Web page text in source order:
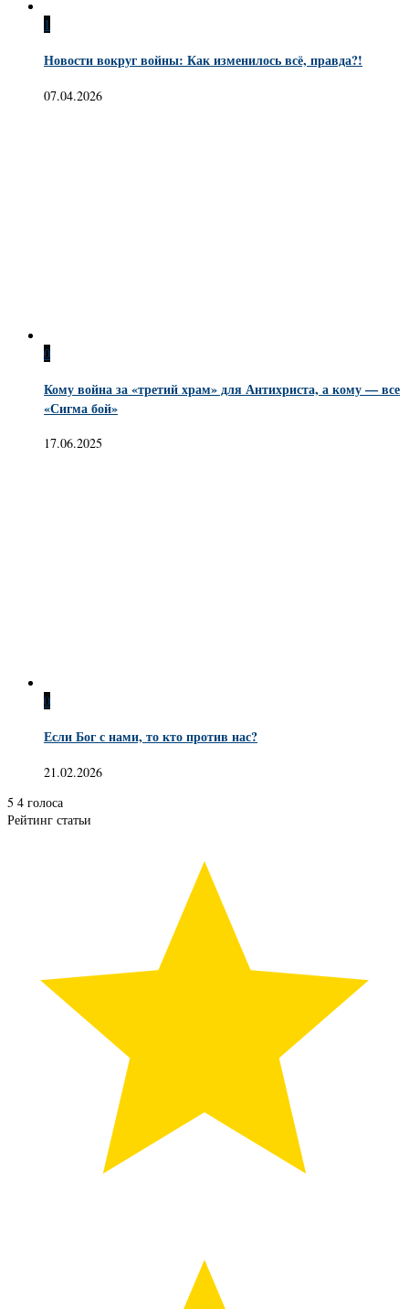
1
Новости вокруг войны: Как изменилось всё, правда?!
07.04.2026
0
Кому война за «третий храм» для Антихриста, а кому — все
«Сигма бой»
17.06.2025
0
Если Бог с нами, то кто против нас?
21.02.2026
5 4 голоса
Рейтинг статьи